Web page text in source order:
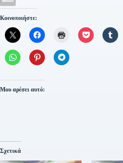
Κοινοποιήστε:
Μου αρέσει αυτό:
Σχετικά